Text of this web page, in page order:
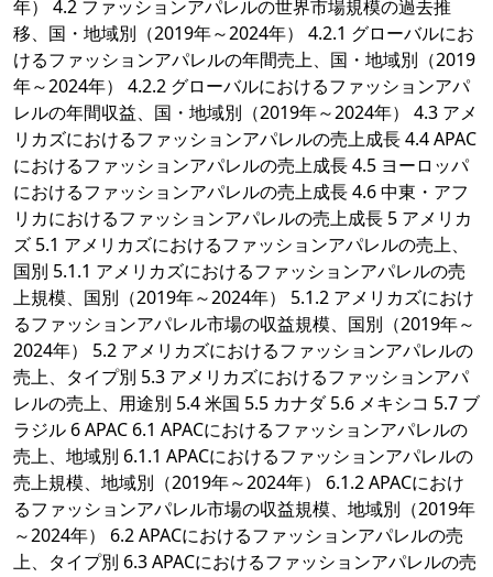
年） 4.2 ファッションアパレルの世界市場規模の過去推
移、国・地域別（2019年～2024年） 4.2.1 グローバルにお
けるファッションアパレルの年間売上、国・地域別（2019
年～2024年） 4.2.2 グローバルにおけるファッションアパ
レルの年間収益、国・地域別（2019年～2024年） 4.3 アメ
リカズにおけるファッションアパレルの売上成長 4.4 APAC
におけるファッションアパレルの売上成長 4.5 ヨーロッパ
におけるファッションアパレルの売上成長 4.6 中東・アフ
リカにおけるファッションアパレルの売上成長 5 アメリカ
ズ 5.1 アメリカズにおけるファッションアパレルの売上、
国別 5.1.1 アメリカズにおけるファッションアパレルの売
上規模、国別（2019年～2024年） 5.1.2 アメリカズにおけ
るファッションアパレル市場の収益規模、国別（2019年～
2024年） 5.2 アメリカズにおけるファッションアパレルの
売上、タイプ別 5.3 アメリカズにおけるファッションアパ
レルの売上、用途別 5.4 米国 5.5 カナダ 5.6 メキシコ 5.7 ブ
ラジル 6 APAC 6.1 APACにおけるファッションアパレルの
売上、地域別 6.1.1 APACにおけるファッションアパレルの
売上規模、地域別（2019年～2024年） 6.1.2 APACにおけ
るファッションアパレル市場の収益規模、地域別（2019年
～2024年） 6.2 APACにおけるファッションアパレルの売
上、タイプ別 6.3 APACにおけるファッションアパレルの売